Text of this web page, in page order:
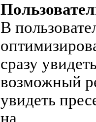
В
сразу
возможный
увидеть
на